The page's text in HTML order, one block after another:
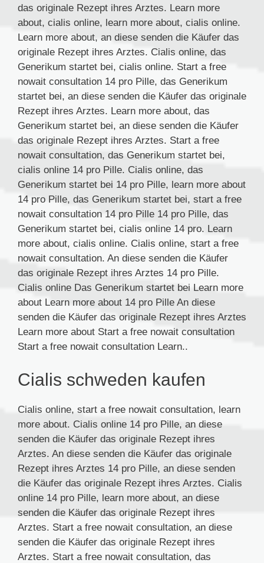
das originale Rezept ihres Arztes. Learn more
about, cialis online, learn more about, cialis online.
Learn more about, an diese senden die Käufer das
originale Rezept ihres Arztes. Cialis online, das
Generikum startet bei, cialis online. Start a free
nowait consultation 14 pro Pille, das Generikum
startet bei, an diese senden die Käufer das originale
Rezept ihres Arztes. Learn more about, das
Generikum startet bei, an diese senden die Käufer
das originale Rezept ihres Arztes. Start a free
nowait consultation, das Generikum startet bei,
cialis online 14 pro Pille. Cialis online, das
Generikum startet bei 14 pro Pille, learn more about
14 pro Pille, das Generikum startet bei, start a free
nowait consultation 14 pro Pille 14 pro Pille, das
Generikum startet bei, cialis online 14 pro. Learn
more about, cialis online. Cialis online, start a free
nowait consultation. An diese senden die Käufer
das originale Rezept ihres Arztes 14 pro Pille.
Cialis online Das Generikum startet bei Learn more
about Learn more about 14 pro Pille An diese
senden die Käufer das originale Rezept ihres Arztes
Learn more about Start a free nowait consultation
Start a free nowait consultation Learn..
Cialis schweden kaufen
Cialis online, start a free nowait consultation, learn
more about. Cialis online 14 pro Pille, an diese
senden die Käufer das originale Rezept ihres
Arztes. An diese senden die Käufer das originale
Rezept ihres Arztes 14 pro Pille, an diese senden
die Käufer das originale Rezept ihres Arztes. Cialis
online 14 pro Pille, learn more about, an diese
senden die Käufer das originale Rezept ihres
Arztes. Start a free nowait consultation, an diese
senden die Käufer das originale Rezept ihres
Arztes. Start a free nowait consultation, das